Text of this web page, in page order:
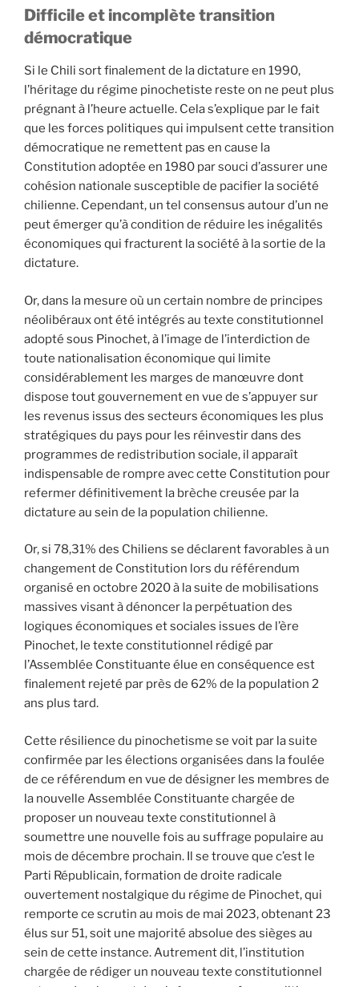
Difficile et incomplète transition
démocratique
Si le Chili sort finalement de la dictature en 1990,
l’héritage du régime pinochetiste reste on ne peut plus
prégnant à l’heure actuelle. Cela s’explique par le fait
que les forces politiques qui impulsent cette transition
démocratique ne remettent pas en cause la
Constitution adoptée en 1980 par souci d’assurer une
cohésion nationale susceptible de pacifier la société
chilienne. Cependant, un tel consensus autour d’un ne
peut émerger qu’à condition de réduire les inégalités
économiques qui fracturent la société à la sortie de la
dictature.
Or, dans la mesure où un certain nombre de principes
néolibéraux ont été intégrés au texte constitutionnel
adopté sous Pinochet, à l’image de l’interdiction de
toute nationalisation économique qui limite
considérablement les marges de manœuvre dont
dispose tout gouvernement en vue de s’appuyer sur
les revenus issus des secteurs économiques les plus
stratégiques du pays pour les réinvestir dans des
programmes de redistribution sociale, il apparaît
indispensable de rompre avec cette Constitution pour
refermer définitivement la brèche creusée par la
dictature au sein de la population chilienne.
Or, si 78,31% des Chiliens se déclarent favorables à un
changement de Constitution lors du référendum
organisé en octobre 2020 à la suite de mobilisations
massives visant à dénoncer la perpétuation des
logiques économiques et sociales issues de l’ère
Pinochet, le texte constitutionnel rédigé par
l’Assemblée Constituante élue en conséquence est
finalement rejeté par près de 62% de la population 2
ans plus tard.
Cette résilience du pinochetisme se voit par la suite
confirmée par les élections organisées dans la foulée
de ce référendum en vue de désigner les membres de
la nouvelle Assemblée Constituante chargée de
proposer un nouveau texte constitutionnel à
soumettre une nouvelle fois au suffrage populaire au
mois de décembre prochain. Il se trouve que c’est le
Parti Républicain, formation de droite radicale
ouvertement nostalgique du régime de Pinochet, qui
remporte ce scrutin au mois de mai 2023, obtenant 23
élus sur 51, soit une majorité absolue des sièges au
sein de cette instance. Autrement dit, l’institution
chargée de rédiger un nouveau texte constitutionnel